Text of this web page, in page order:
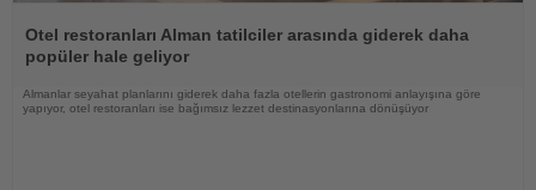
Oku
Otel restoranları Alman tatilciler arasında giderek daha
popüler hale geliyor
Almanlar seyahat planlarını giderek daha fazla otellerin gastronomi anlayışına göre
yapıyor, otel restoranları ise bağımsız lezzet destinasyonlarına dönüşüyor